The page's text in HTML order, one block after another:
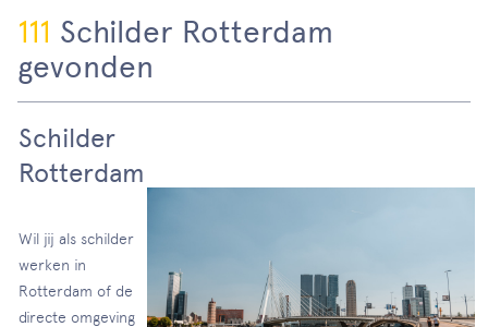
111 Schilder Rotterdam
gevonden
Schilder
Rotterdam
Wil jij als schilder
werken in
Rotterdam of de
directe omgeving